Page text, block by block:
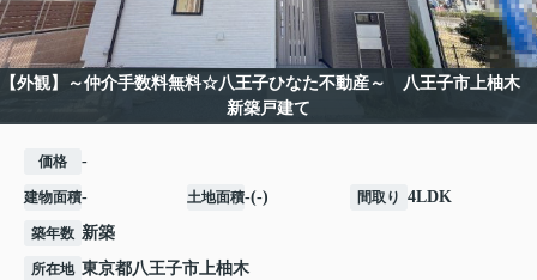
【外観】～仲介手数料無料☆八王子ひなた不動産～ 八王子市上柚木
新築戸建て
価格 -
建物面積- 土地面積-(-) 間取り 4LDK
築年数 新築
所在地 東京都八王子市上柚木